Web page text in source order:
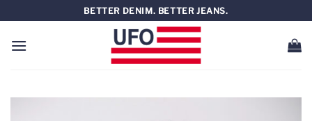
al
contenido
BETTER DENIM. BETTER JEANS.